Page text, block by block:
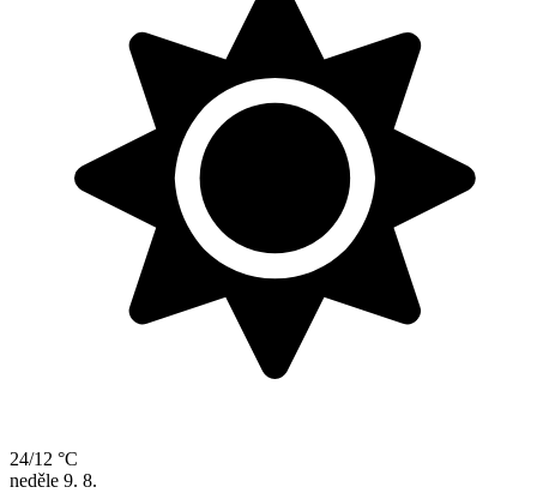
24/12 °C
neděle 9. 8.